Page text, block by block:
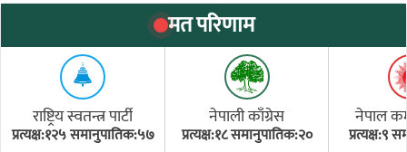
मत परिणाम
राष्ट्रिय स्वतन्त्र पार्टी
प्रत्यक्ष:१२५ समानुपातिक:५७
नेपाली काँग्रेस
प्रत्यक्ष:१८ समानुपातिक:२०
नेपाल
प्रत्यक्ष:९